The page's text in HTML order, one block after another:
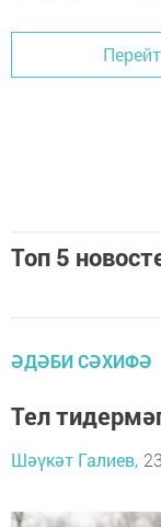
Топ 5
ӘДӘБИ СӘХИФӘ
Тел
Шәүкәт Галиев,